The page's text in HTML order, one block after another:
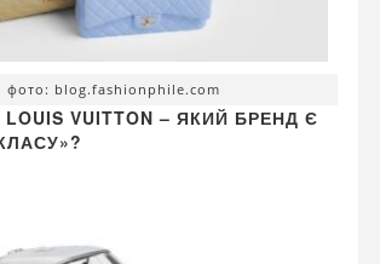
фото: blog.fashionphile.com
LOUIS VUITTON – ЯКИЙ БРЕНД Є